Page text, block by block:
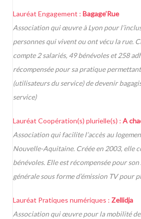
Lauréat Engagement : Bagage’Rue
Association qui œuvre à Lyon pour
personnes qui vivent ou ont vécu la rue.
compte 2 salariés, 49 bénévoles et 258
récompensée pour sa pratique
(utilisateurs du service) de devenir
service)
Lauréat Coopération(s) plurielle(s) : A
Association qui facilite l’accès au
Nouvelle-Aquitaine. Créée en 2003, elle
bénévoles. Elle est récompensée pour son
générale sous forme d’émission TV pour
Lauréat Pratiques numériques : Zellidja
Association qui œuvre pour la mobilité